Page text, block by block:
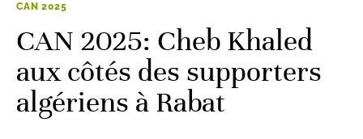
CAN 2025
CAN 2025: Cheb Khaled
aux côtés des supporters
algériens à Rabat